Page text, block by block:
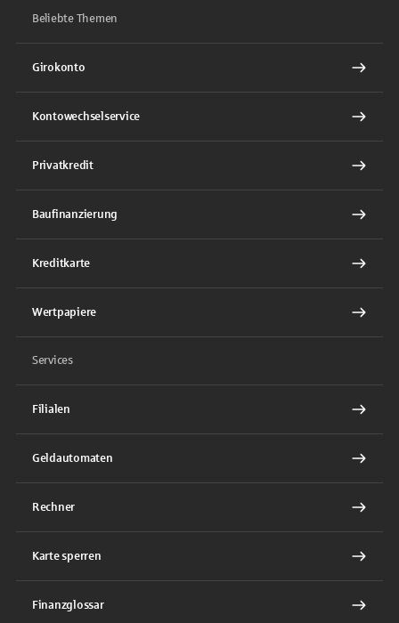
Beliebte Themen
Girokonto
Kontowechselservice
Privatkredit
Baufinanzierung
Kreditkarte
Wertpapiere
Services
Filialen
Geldautomaten
Rechner
Karte sperren
Finanzglossar